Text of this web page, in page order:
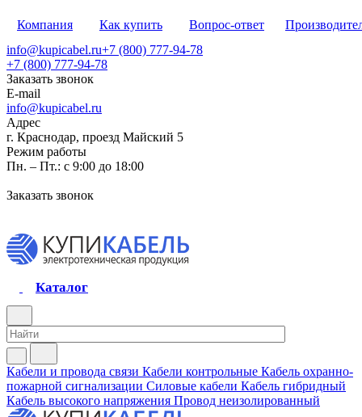
Компания Как купить Вопрос-ответ
info@kupicabel.ru+7 (800) 777-94-78
+7 (800) 777-94-78
Заказать звонок
E-mail
info@kupicabel.ru
Адрес
г. Краснодар, проезд Майский 5
Режим работы
Пн. – Пт.: с 9:00 до 18:00
Заказать звонок
Каталог
Кабели и провода связи Кабели контрольные Кабель охранно-
пожарной сигнализации Силовые кабели Кабель гибридный
Кабель высокого напряжения Провод неизолированный